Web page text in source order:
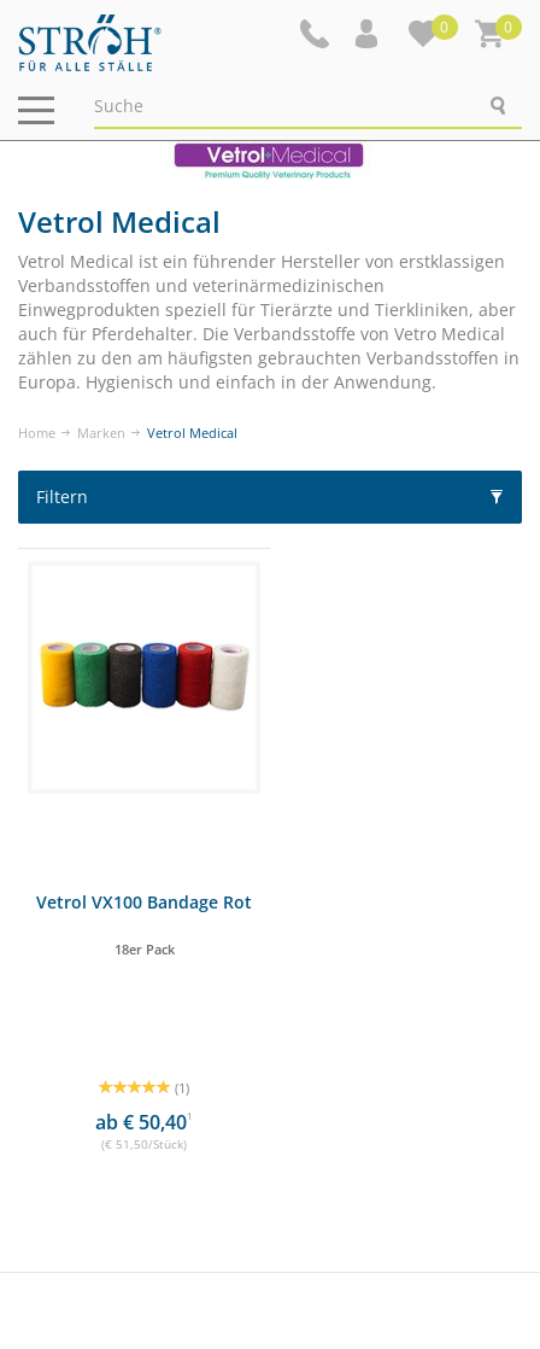
0 0
Navigation
ein-/ausblenden
Vetrol Medical
Vetrol Medical ist ein führender Hersteller von erstklassigen
Verbandsstoffen und veterinärmedizinischen
Einwegprodukten speziell für Tierärzte und Tierkliniken, aber
auch für Pferdehalter. Die Verbandsstoffe von Vetro Medical
zählen zu den am häufigsten gebrauchten Verbandsstoffen in
Europa. Hygienisch und einfach in der Anwendung.
Home Marken Vetrol Medical
Filtern
Vetrol VX100 Bandage Rot
18er Pack
(1)
ab € 50,401
(€ 51,50/Stück)